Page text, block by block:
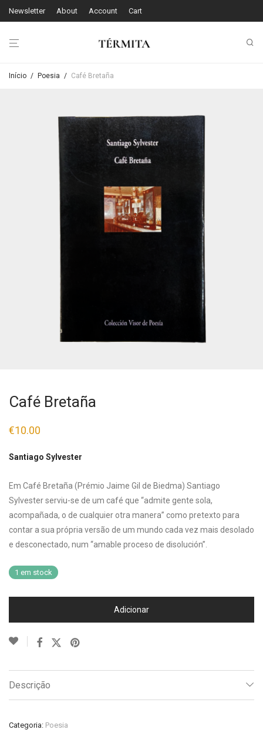
Newsletter About Account Cart
Início / Poesia / Café Bretaña
Café Bretaña
€10.00
Santiago Sylvester
Em Café Bretaña (Prémio Jaime Gil de Biedma) Santiago
Sylvester serviu-se de um café que “admite gente sola,
acompañada, o de cualquier otra manera” como pretexto para
contar a sua própria versão de um mundo cada vez mais desolado
e desconectado, num “amable proceso de disolución”.
1 em stock
Adicionar
Descrição
Categoria: Poesia